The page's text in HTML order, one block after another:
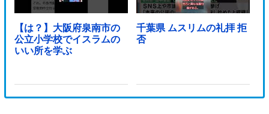
【は？】大阪府泉南市の
公立小学校でイスラムの
いい所を学ぶ
千葉県 ムスリムの礼拝 拒
否